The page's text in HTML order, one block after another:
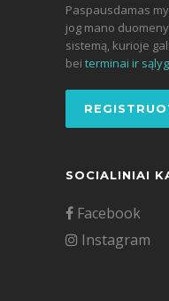
Paspausdamas
jog mano
sistemą, kurioje
bei terminai ir
SOCIALINIAI
Facebook
Instagram